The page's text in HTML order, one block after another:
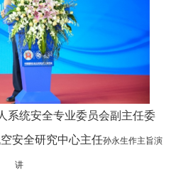
统安全专业委员会副主任委
安全研究中心主任孙永生作主旨演
讲